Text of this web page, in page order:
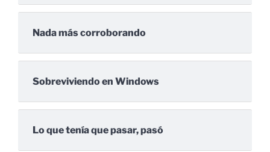
Nada más corroborando
Sobreviviendo en Windows
Lo que tenía que pasar, pasó